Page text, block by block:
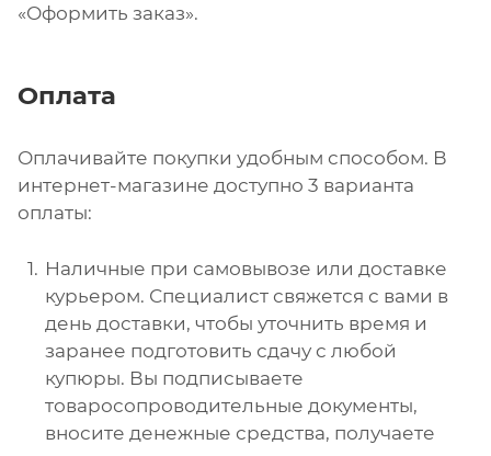
«Оформить заказ».
Оплата
Оплачивайте покупки удобным способом. В
интернет-магазине доступно 3 варианта
оплаты:
Наличные при самовывозе или доставке
курьером. Специалист свяжется с вами в
день доставки, чтобы уточнить время и
заранее подготовить сдачу с любой
купюры. Вы подписываете
товаросопроводительные документы,
вносите денежные средства, получаете